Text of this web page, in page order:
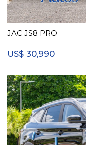
JAC JS8 PRO
US$ 30,990